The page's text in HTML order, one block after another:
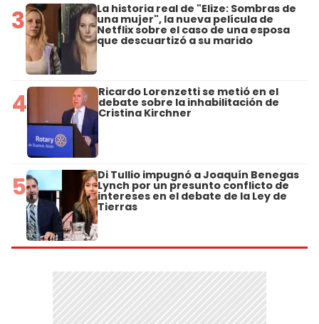
3 La historia real de "Elize: Sombras de
una mujer", la nueva película de
Netflix sobre el caso de una esposa
que descuartizó a su marido
4 Ricardo Lorenzetti se metió en el
debate sobre la inhabilitación de
Cristina Kirchner
5 Di Tullio impugnó a Joaquín Benegas
Lynch por un presunto conflicto de
intereses en el debate de la Ley de
Tierras